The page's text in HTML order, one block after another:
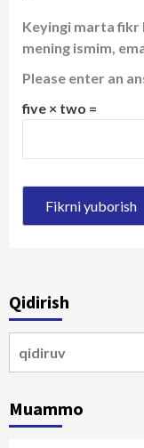
Keyingi marta fikr
mening ismim,
Please enter an
five × two =
Qidirish
Muammo